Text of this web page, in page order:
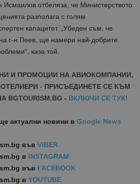
отбеляза, че Министерството
разполага с голям
капацитет. „Убеден съм, че
г-н Пеев, ще намери най-добрите
каза той.
И ПРОМОЦИИ НА АВИОКОМПАНИИ,
- ПРИСЪЕДИНЕТЕ СЕ КЪМ
- ВКЛЮЧИ СЕ ТУК!
актуални новини в Google News
във VIBER
в INSTAGRAM
във FACEBOOK
в YOUTUBE